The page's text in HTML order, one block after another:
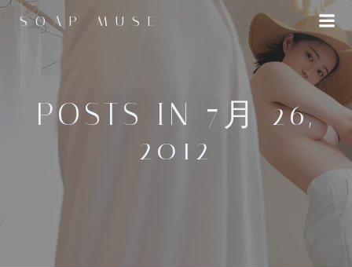
へ
ス
キ
ッ
SOAP MUSE
POSTS IN 7月 26,
2012